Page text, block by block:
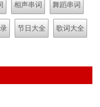
相声串词 舞蹈串词
节日大全 歌词大全